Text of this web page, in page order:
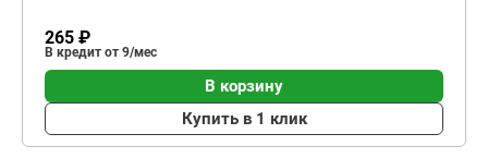
265 ₽
В кредит от 9/мес
В корзину
Купить в 1 клик